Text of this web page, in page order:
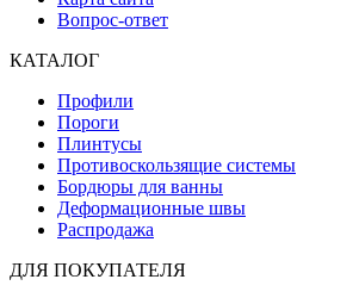
Вопрос-ответ
КАТАЛОГ
Профили
Пороги
Плинтусы
Противоскользящие системы
Бордюры для ванны
Деформационные швы
Распродажа
ДЛЯ ПОКУПАТЕЛЯ